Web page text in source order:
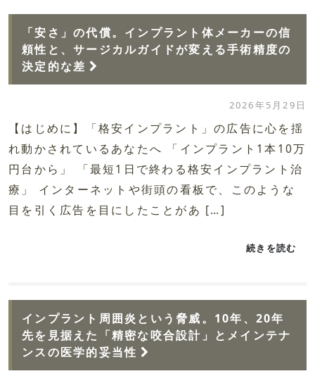
「安さ」の代償。インプラント体メーカーの信
頼性と、サージカルガイドが変える手術精度の
決定的な差
2026年5月29日
【はじめに】「格安インプラント」の広告に心を揺
れ動かされているあなたへ 「インプラント1本10万
円台から」 「最短1日で終わる格安インプラント治
療」 インターネットや街頭の看板で、このような
目を引く広告を目にしたことがあ […]
続きを読む
インプラント周囲炎という脅威。10年、20年
先を見据えた「精密な咬合設計」とメインテナ
ンスの医学的妥当性